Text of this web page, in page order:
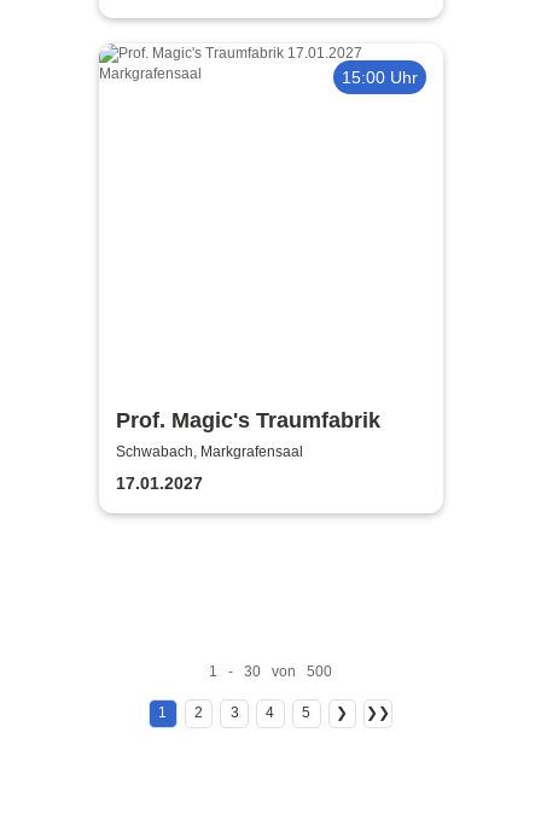
15:00 Uhr
Prof. Magic's Traumfabrik
Schwabach, Markgrafensaal
17.01.2027
1 - 30 von 500
1 2 3 4 5 ❯ ❯❯